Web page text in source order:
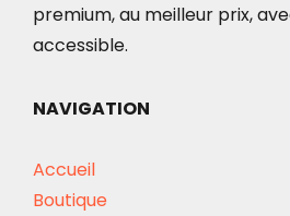
premium, au meilleur prix,
accessible.
NAVIGATION
Accueil
Boutique